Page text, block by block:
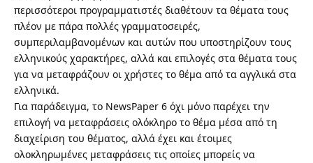
περισσότεροι προγραμματιστές διαθέτουν τα θέματα τους
πλέον με πάρα πολλές γραμματοσειρές,
συμπεριλαμβανομένων και αυτών που υποστηρίζουν τους
ελληνικούς χαρακτήρες, αλλά και επιλογές στα θέματα τους
για να μεταφράζουν οι χρήστες το θέμα από τα αγγλικά στα
ελληνικά.
Για παράδειγμα, το NewsPaper 6 όχι μόνο παρέχει την
επιλογή να μεταφράσεις ολόκληρο το θέμα μέσα από τη
διαχείριση του θέματος, αλλά έχει και έτοιμες
ολοκληρωμένες μεταφράσεις τις οποίες μπορείς να